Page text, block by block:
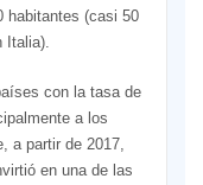
habitantes (casi 50
con la tasa de
a los
a partir de 2017,
en una de las